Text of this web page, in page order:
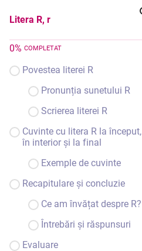
Litera R, r
0% COMPLETAT
Povestea literei R
Pronunția sunetului R
Scrierea literei R
Cuvinte cu litera R la început,
în interior și la final
Exemple de cuvinte
Recapitulare și concluzie
Ce am învățat despre R?
Întrebări și răspunsuri
Evaluare
Litera R, r
Litera R, r